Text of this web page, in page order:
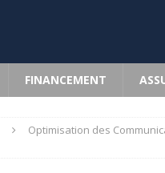
FINANCEMENT
Optimisation des